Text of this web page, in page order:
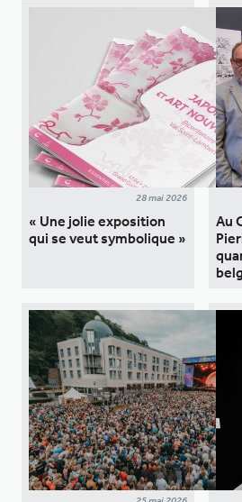
28 mai 2026
« Une jolie exposition
qui se veut symbolique »
Au